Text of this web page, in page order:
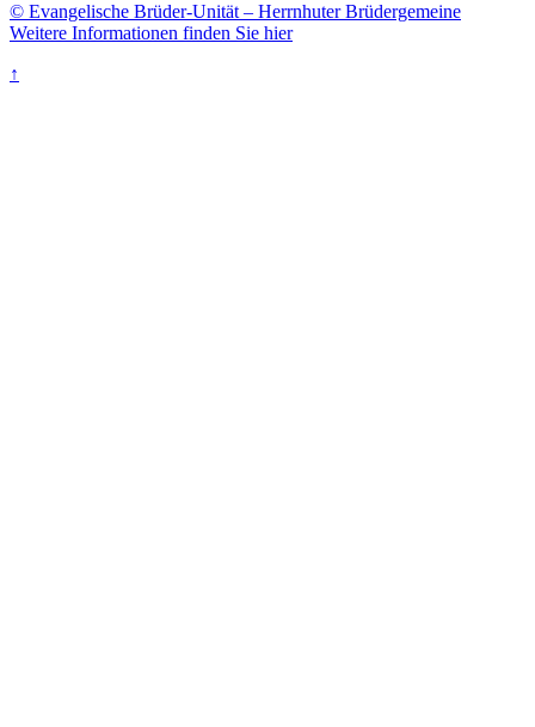
© Evangelische Brüder-Unität – Herrnhuter Brüdergemeine
Weitere Informationen finden Sie hier
↑